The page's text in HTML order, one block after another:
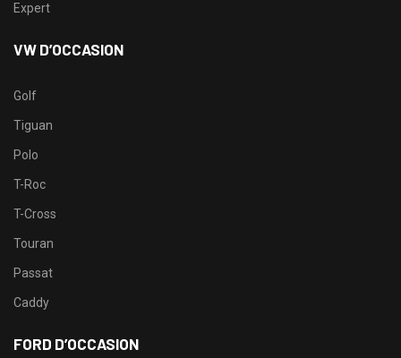
Expert
VW D’OCCASION
Golf
Tiguan
Polo
T-Roc
T-Cross
Touran
Passat
Caddy
FORD D’OCCASION